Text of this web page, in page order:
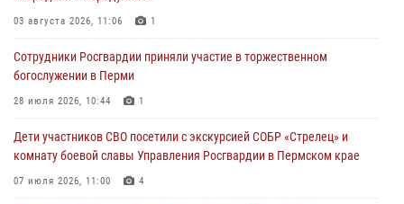
Юные защитники порядка: росгвардейцы провели день в клубе
24 июля 2026, 08:43
03 августа 2026, 11:06 1
Сотрудники Росгвардии приняли участие в торжественном
богослужении в Перми
28 июля 2026, 10:44 1
Дети участников СВО посетили с экскурсией СОБР «Стрелец» и
комнату боевой славы Управления Росгвардии в Пермском крае
07 июля 2026, 11:00 4